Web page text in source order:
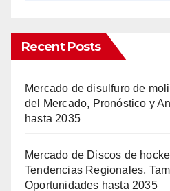
Recent Posts
Mercado de disulfuro de
del Mercado, Pronóstico y
hasta 2035
Mercado de Discos de
Tendencias Regionales,
Oportunidades hasta 2035